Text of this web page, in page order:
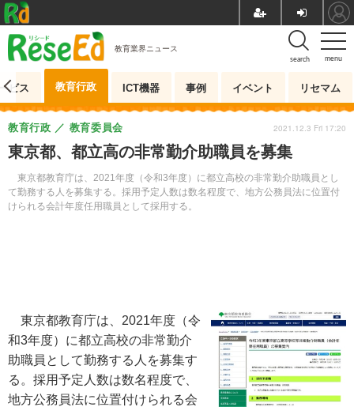
menu
search
教育業界ニュース
ビス 教育行政 ICT機器 事例 イベント リセマム
東京都、都立高の非常勤介助職員を募集
東京都教育庁は、2021年度（令和3年度）に都立高校の非常勤介助職員とし
て勤務する人を募集する。採用予定人数は数名程度で、地方公務員法に位置付
けられる会計年度任用職員として採用する。
教育行政 教育委員会 2021.12.3 Fri 17:20
東京都教育庁は、2021年度（令
和3年度）に都立高校の非常勤介
助職員として勤務する人を募集す
る。採用予定人数は数名程度で、
地方公務員法に位置付けられる会